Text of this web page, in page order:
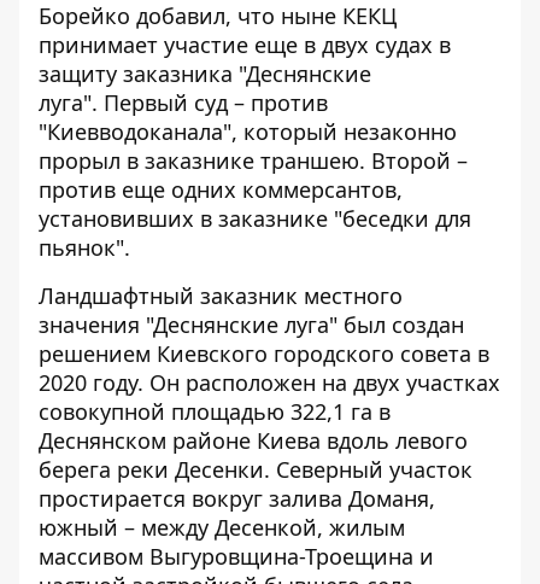
Борейко добавил, что ныне КЕКЦ
принимает участие еще в двух судах в
защиту заказника "Деснянские
луга". Первый суд – против
"Киевводоканала", который незаконно
прорыл в заказнике траншею. Второй –
против еще одних коммерсантов,
установивших в заказнике "беседки для
пьянок".
Ландшафтный заказник местного
значения "Деснянские луга" был создан
решением Киевского городского совета в
2020 году. Он расположен на двух участках
совокупной площадью 322,1 га в
Деснянском районе Киева вдоль левого
берега реки Десенки. Северный участок
простирается вокруг залива Доманя,
южный – между Десенкой, жилым
массивом Выгуровщина-Троещина и